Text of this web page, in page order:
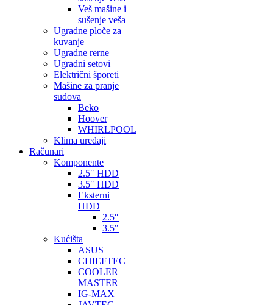
Veš mašine i
sušenje veša
Ugradne ploče za
kuvanje
Ugradne rerne
Ugradni setovi
Električni šporeti
Mašine za pranje
sudova
Beko
Hoover
WHIRLPOOL
Klima uređaji
Računari
Komponente
2.5″ HDD
3.5″ HDD
Eksterni
HDD
2.5″
3.5″
Kućišta
ASUS
CHIEFTEC
COOLER
MASTER
IG-MAX